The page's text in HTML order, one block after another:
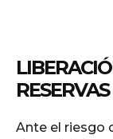
Ante el riesgo